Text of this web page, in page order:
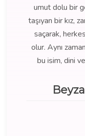
umut dolu bir
taşıyan bir kız,
saçarak,
olur. Aynı
bu isim, dini